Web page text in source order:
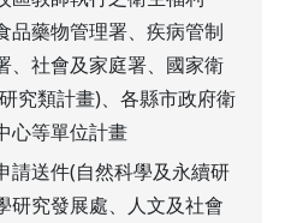
品藥物管理署、疾病管制
、社會及家庭署、國家衛
究類計畫)、各縣市政府衛
心等單位計畫
請送件(自然科學及永續研
研究發展處、人文及社會